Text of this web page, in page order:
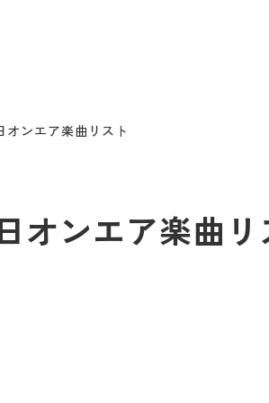
オンエア楽曲リスト
オンエア楽曲リ